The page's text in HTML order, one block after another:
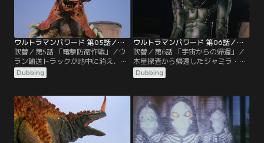
ウルトラマンパワード 第05話／吹替
吹替／第5話 「電撃防衛作戦」／ウ
ラン輸送トラックが地中に消え、調
査中のW.I.N.R.は、採掘会社のダイ
ナマイト爆破により現れた怪獣と遭
が出せない中、ガボラは原子力発電
所を襲撃し冷却塔を破壊。核爆発の
危機が迫る中、パワードが出現。パ
ワードとガボラの戦いの結末は！？
Dubbing
ウルトラマンパワード 第06話／吹替
吹替／第6話 「宇宙からの帰還」／
木星探査から帰還したジャミラ・ミ
ラーは、宇宙生命体に取り憑かれ怪
獣化。軍事利用を図る国家保安局幹
の説得で理性を取り戻す。自らを倒
すよう懇願されたカイは、ウルトラ
マンパワードに変身。「メガ・スペ
シウム光線」をジャミラに向けて放
った…。
Dubbing